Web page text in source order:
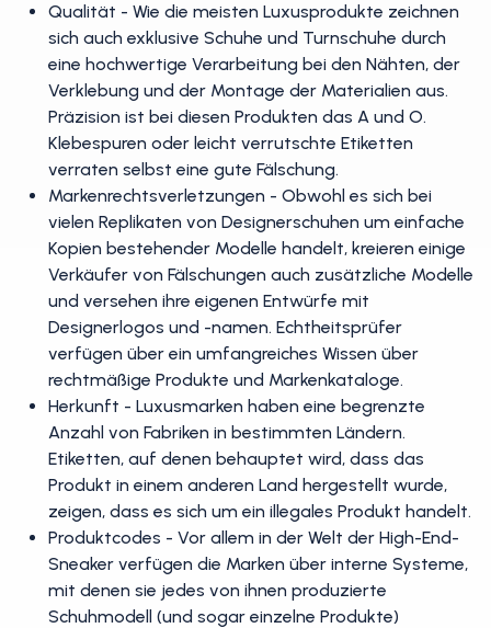
Qualität - Wie die meisten Luxusprodukte zeichnen
sich auch exklusive Schuhe und Turnschuhe durch
eine hochwertige Verarbeitung bei den Nähten, der
Verklebung und der Montage der Materialien aus.
Präzision ist bei diesen Produkten das A und O.
Klebespuren oder leicht verrutschte Etiketten
verraten selbst eine gute Fälschung.
Markenrechtsverletzungen - Obwohl es sich bei
vielen Replikaten von Designerschuhen um einfache
Kopien bestehender Modelle handelt, kreieren einige
Verkäufer von Fälschungen auch zusätzliche Modelle
und versehen ihre eigenen Entwürfe mit
Designerlogos und -namen. Echtheitsprüfer
verfügen über ein umfangreiches Wissen über
rechtmäßige Produkte und Markenkataloge.
Herkunft - Luxusmarken haben eine begrenzte
Anzahl von Fabriken in bestimmten Ländern.
Etiketten, auf denen behauptet wird, dass das
Produkt in einem anderen Land hergestellt wurde,
zeigen, dass es sich um ein illegales Produkt handelt.
Produktcodes - Vor allem in der Welt der High-End-
Sneaker verfügen die Marken über interne Systeme,
mit denen sie jedes von ihnen produzierte
Schuhmodell (und sogar einzelne Produkte)